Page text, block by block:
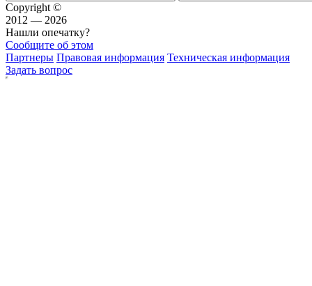
Copyright ©
2012 — 2026
Нашли опечатку?
Сообщите об этом
Партнеры Правовая информация Техническая информация
Задать вопрос